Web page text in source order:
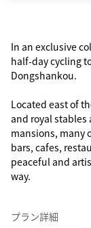
In an exclusive
half-day cycling
Dongshankou.
Located east of
and royal
mansions, many
bars, cafes,
peaceful and
way.
プラン詳細